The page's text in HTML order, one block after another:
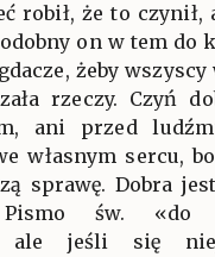
robił, że to czynił,
on w tem do
żeby
rzeczy. Czyń
ani przed
własnym sercu,
sprawę. Dobra
św. «do
ale jeśli się